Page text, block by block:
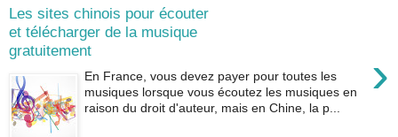
Les sites chinois pour écouter
et télécharger de la musique
gratuitement
›
En France, vous devez payer pour toutes les
musiques lorsque vous écoutez les musiques en
raison du droit d'auteur, mais en Chine, la p...